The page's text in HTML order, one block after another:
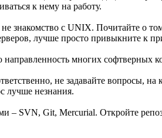
к нему на работу.
не знакомство с UNIX. Почитайте
лучше просто привыкните к
многих софтверных
не задавайте вопросы, на
лучше незнания.
– SVN, Git, Mercurial. Откройте